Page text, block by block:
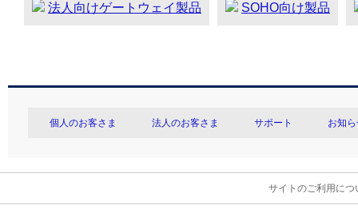
法人向けゲートウェイ製品 SOHO向け製品
個人のお客さま 法人のお客さま サポート お知
サイトのご利用につ